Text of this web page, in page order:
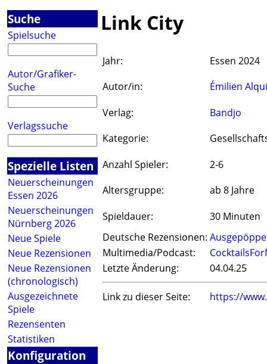
Suche
Spielsuche
Autor/Grafiker-
Suche
Verlagssuche
Spezielle Listen
Neuerscheinungen
Essen 2026
Neuerscheinungen
Nürnberg 2026
Neue Spiele
Neue Rezensionen
Neue Rezensionen
(chronologisch)
Ausgezeichnete
Spiele
Rezensenten
Statistiken
Konfiguration
Link City
Jahr:
Essen 2024
Autor/in:
Émilien
Verlag:
Bandjo
Kategorie:
Anzahl Spieler:
2-6
Altersgruppe:
ab 8 Jahre
Spieldauer:
30 Minuten
Deutsche Rezensionen:
Multimedia/Podcast:
Letzte Änderung:
04.04.25
Link zu dieser Seite: https://